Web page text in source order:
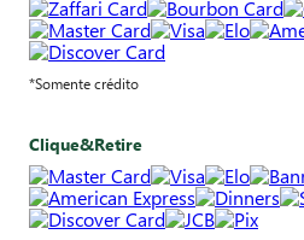
*Somente crédito
Clique&Retire